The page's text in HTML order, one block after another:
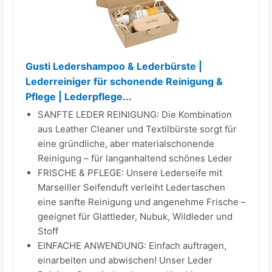
Gusti Ledershampoo & Lederbürste |
Lederreiniger für schonende Reinigung &
Pflege | Lederpflege...
SANFTE LEDER REINIGUNG: Die Kombination
aus Leather Cleaner und Textilbürste sorgt für
eine gründliche, aber materialschonende
Reinigung – für langanhaltend schönes Leder
FRISCHE & PFLEGE: Unsere Lederseife mit
Marseiller Seifenduft verleiht Ledertaschen
eine sanfte Reinigung und angenehme Frische –
geeignet für Glattleder, Nubuk, Wildleder und
Stoff
EINFACHE ANWENDUNG: Einfach auftragen,
einarbeiten und abwischen! Unser Leder